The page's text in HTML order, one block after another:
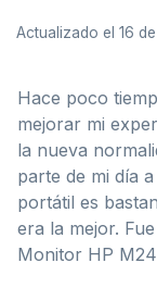
Actualizado el 16
Hace poco
mejorar mi
la nueva
parte de mi día
portátil es
era la mejor.
Monitor HP